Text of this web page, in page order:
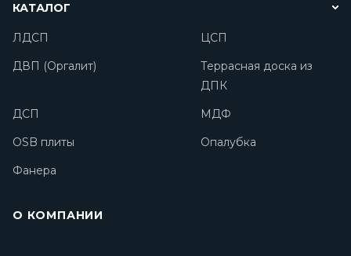
КАТАЛОГ
ЛДСП
ЦСП
ДВП (Оргалит)
Террасная доска из
ДПК
ДСП
МДФ
OSB плиты
Опалубка
Фанера
О КОМПАНИИ